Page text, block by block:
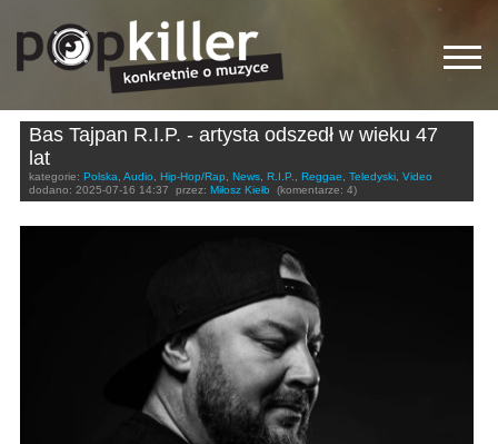
Bas Tajpan R.I.P. - artysta odszedł w wieku 47
lat
kategorie: Polska, Audio, Hip-Hop/Rap, News, R.I.P., Reggae, Teledyski, Video
dodano: 2025-07-16 14:37 przez: Miłosz Kiełb (komentarze: 4)